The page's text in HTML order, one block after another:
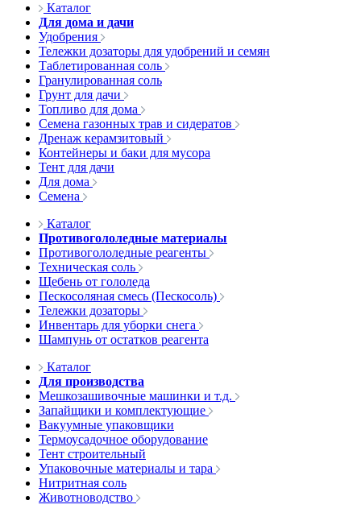
Каталог
Для дома и дачи
Удобрения
Тележки дозаторы для удобрений и семян
Таблетированная соль
Гранулированная соль
Грунт для дачи
Топливо для дома
Семена газонных трав и сидератов
Дренаж керамзитовый
Контейнеры и баки для мусора
Тент для дачи
Для дома
Семена
Каталог
Противогололедные материалы
Противогололедные реагенты
Техническая соль
Щебень от гололеда
Пескосоляная смесь (Пескосоль)
Тележки дозаторы
Инвентарь для уборки снега
Шампунь от остатков реагента
Каталог
Для производства
Мешкозашивочные машинки и т.д.
Запайщики и комплектующие
Вакуумные упаковщики
Термоусадочное оборудование
Тент строительный
Упаковочные материалы и тара
Нитритная соль
Животноводство